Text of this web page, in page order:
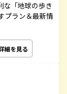
な「地球の歩き
プラン＆最新情
細を見る